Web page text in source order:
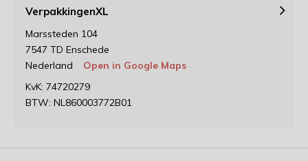
VerpakkingenXL
Marssteden 104
7547 TD Enschede
Nederland
Open in Google Maps
KvK: 74720279
BTW: NL860003772B01